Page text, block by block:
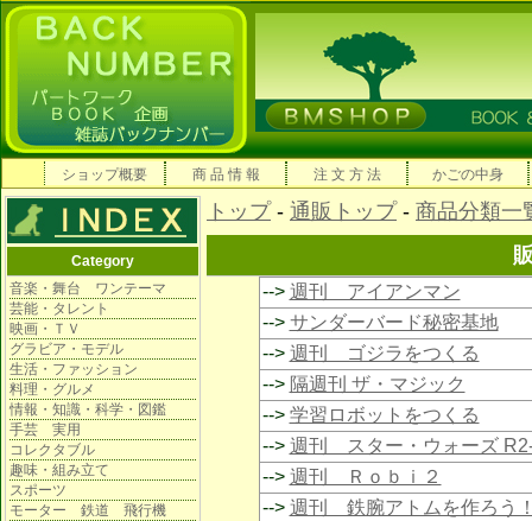
ショップ概要 商 品 情 報 注 文 方 法 かごの中身
Category
音楽・舞台 ワンテーマ
芸能・タレント
映画・ＴＶ
グラビア・モデル
生活・ファッション
料理・グルメ
情報・知識・科学・図鑑
手芸 実用
コレクタブル
趣味・組み立て
スポーツ
モーター 鉄道 飛行機
トップ- 通販トップ- 商品分類一
--> 週刊 アイアンマン
--> サンダーバード秘密基地
--> 週刊 ゴジラをつくる
--> 隔週刊 ザ・マジック
--> 学習ロボットをつくる
--> 週刊 スター・ウォーズ
--> 週刊 Ｒｏｂｉ２
--> 週刊 鉄腕アトムを作ろう